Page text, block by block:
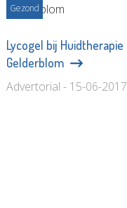
Gezond
Lycogel bij Huidtherapie
Gelderblom
Advertorial - 15-06-2017